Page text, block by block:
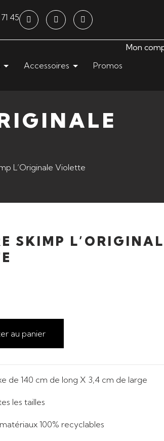
45
Accessoires Promos
Mon
L’Originale Violette
SKIMP
au panier
de 140 cm de long X 3,4 cm de large
les tailles
100% recyclables